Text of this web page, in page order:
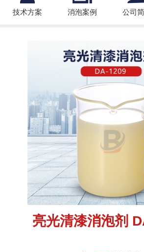
技术方案 消泡案例 公司
亮光清漆消泡剂